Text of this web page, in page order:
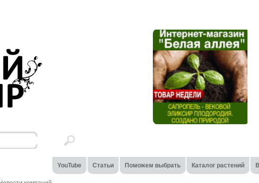
YouTube Статьи Поможем выбрать Каталог растений